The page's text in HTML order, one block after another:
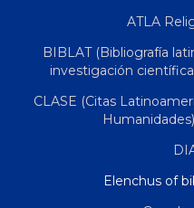
ATLA
BIBLAT (Bibliografía
investigación
CLASE (Citas
Elenchus of